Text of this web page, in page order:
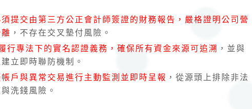
提交由第三方公正會計師簽證的財務報告，嚴格證明公司營
，不存在交叉墊付風險。
行專法下的實名認證義務，確保所有資金來源可追溯 ，並與
立即時聯防機制。
戶與異常交易進行主動監測並即時呈報 ，從源頭上排除非法
洗錢風險。